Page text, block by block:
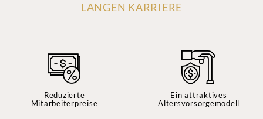
LANGEN KARRIERE
Reduzierte
Mitarbeiterpreise
Ein attraktives
Altersvorsorgemodell